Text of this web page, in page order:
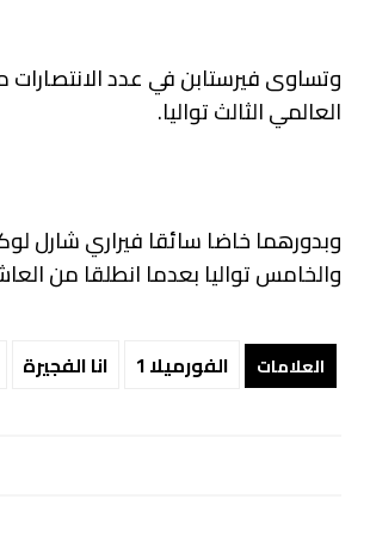
وتساوى فيرستابن في عدد الانتصارات
العالمي الثالث تواليا.
وبدورهما خاضا سائقا فيراري شارل
والخامس تواليا بعدما انطلقا من
العلامات الفورميلا 1 انا الفجيرة